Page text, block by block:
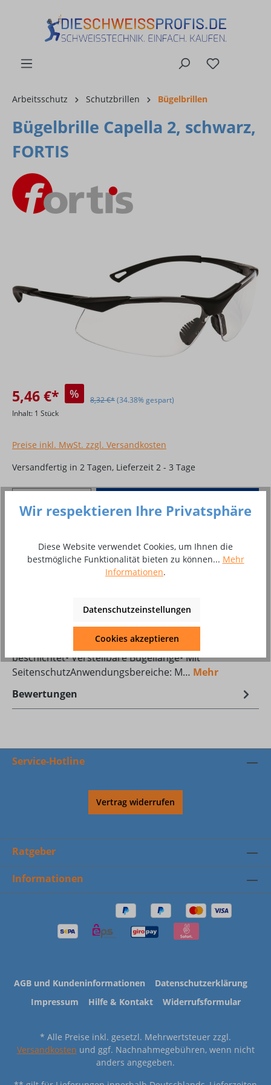
Arbeitsschutz Schutzbrillen Bügelbrillen
Bügelbrille Capella 2, schwarz,
FORTIS
5,46 €* % 8,32 €*(34.38% gespart)
Inhalt: 1 Stück
Preise inkl. MwSt. zzgl. Versandkosten
Versandfertig in 2 Tagen, Lieferzeit 2 - 3 Tage
Produkt Anzahl: Gib den gewünschten
Zum Merkzettel hinzufügen
8003927
Bügelbrille »Capella«Eigenschaften:• Antiscratch-
beschichtet• Verstellbare Bügellänge• Mit
SeitenschutzAnwendungsbereiche: M… Mehr
Bewertungen
Service-Hotline
Vertrag widerrufen
Ratgeber
Informationen
AGB und Kundeninformationen
Datenschutzerklärung
Impressum
Hilfe & Kontakt Widerrufsformular
* Alle Preise inkl. gesetzl. Mehrwertsteuer zzgl.
Versandkosten und ggf. Nachnahmegebühren, wenn nicht
anders angegeben.
Wir respektieren Ihre Privatsphäre
Diese Website verwendet Cookies, um Ihnen die
bestmögliche Funktionalität bieten zu können... Mehr
Informationen.
Datenschutzeinstellungen
Cookies akzeptieren